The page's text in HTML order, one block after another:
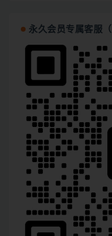
永久会员专属客服